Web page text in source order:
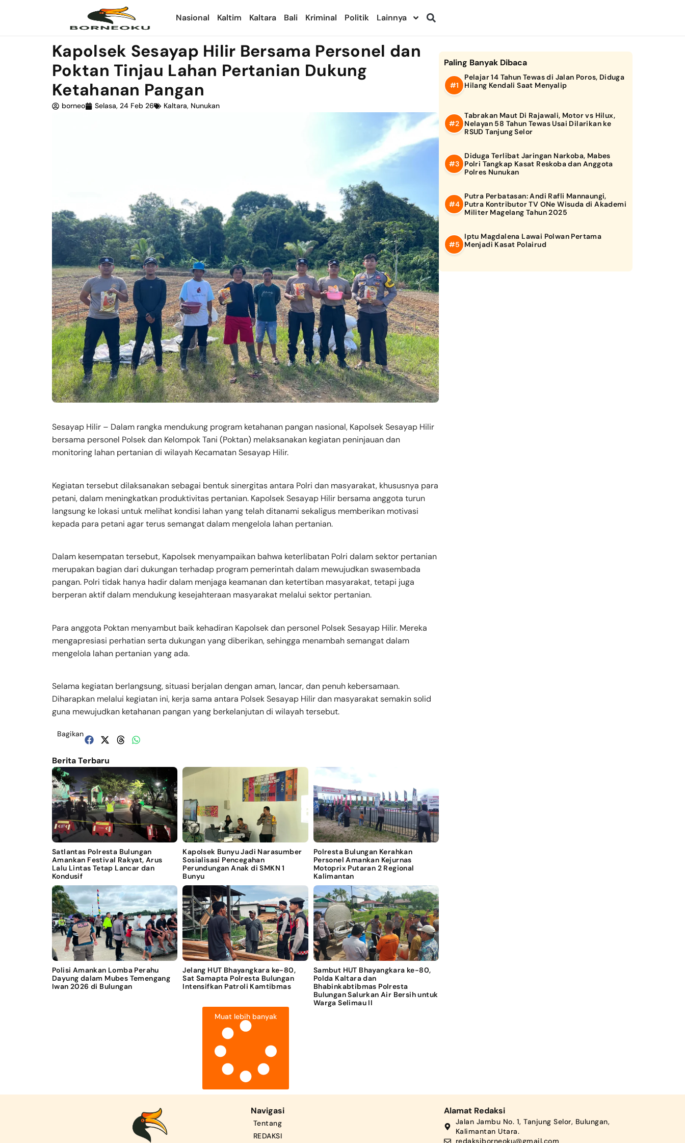
Nasional Kaltim Kaltara Bali Kriminal Politik Lainnya
Kapolsek Sesayap Hilir Bersama Personel dan
Poktan Tinjau Lahan Pertanian Dukung
Ketahanan Pangan
borneo Selasa, 24 Feb 26 Kaltara, Nunukan
Sesayap Hilir – Dalam rangka mendukung program ketahanan pangan nasional, Kapolsek Sesayap Hilir
bersama personel Polsek dan Kelompok Tani (Poktan) melaksanakan kegiatan peninjauan dan
monitoring lahan pertanian di wilayah Kecamatan Sesayap Hilir.
Kegiatan tersebut dilaksanakan sebagai bentuk sinergitas antara Polri dan masyarakat, khususnya para
petani, dalam meningkatkan produktivitas pertanian. Kapolsek Sesayap Hilir bersama anggota turun
langsung ke lokasi untuk melihat kondisi lahan yang telah ditanami sekaligus memberikan motivasi
kepada para petani agar terus semangat dalam mengelola lahan pertanian.
Dalam kesempatan tersebut, Kapolsek menyampaikan bahwa keterlibatan Polri dalam sektor pertanian
merupakan bagian dari dukungan terhadap program pemerintah dalam mewujudkan swasembada
pangan. Polri tidak hanya hadir dalam menjaga keamanan dan ketertiban masyarakat, tetapi juga
berperan aktif dalam mendukung kesejahteraan masyarakat melalui sektor pertanian.
Para anggota Poktan menyambut baik kehadiran Kapolsek dan personel Polsek Sesayap Hilir. Mereka
mengapresiasi perhatian serta dukungan yang diberikan, sehingga menambah semangat dalam
mengelola lahan pertanian yang ada.
Selama kegiatan berlangsung, situasi berjalan dengan aman, lancar, dan penuh kebersamaan.
Diharapkan melalui kegiatan ini, kerja sama antara Polsek Sesayap Hilir dan masyarakat semakin solid
guna mewujudkan ketahanan pangan yang berkelanjutan di wilayah tersebut.
Bagikan
Berita Terbaru
Satlantas Polresta Bulungan
Amankan Festival Rakyat, Arus
Lalu Lintas Tetap Lancar dan
Kondusif
Kapolsek Bunyu Jadi Narasumber
Sosialisasi Pencegahan
Perundungan Anak di SMKN 1
Bunyu
Polresta Bulungan Kerahkan
Personel Amankan Kejurnas
Motoprix Putaran 2 Regional
Kalimantan
Polisi Amankan Lomba Perahu
Dayung dalam Mubes Temengang
Iwan 2026 di Bulungan
Jelang HUT Bhayangkara ke-80,
Sat Samapta Polresta Bulungan
Intensifkan Patroli Kamtibmas
Sambut HUT Bhayangkara ke-80,
Polda Kaltara dan
Bhabinkabtibmas Polresta
Bulungan Salurkan Air Bersih untuk
Warga Selimau II
Muat lebih banyak
Paling Banyak Dibaca
Pelajar 14 Tahun Tewas di Jalan Poros, Diduga
Hilang Kendali Saat Menyalip
Tabrakan Maut Di Rajawali, Motor vs Hilux,
Nelayan 58 Tahun Tewas Usai Dilarikan ke
RSUD Tanjung Selor
Diduga Terlibat Jaringan Narkoba, Mabes
Polri Tangkap Kasat Reskoba dan Anggota
Polres Nunukan
Putra Perbatasan: Andi Rafli Mannaungi,
Putra Kontributor TV ONe Wisuda di Akademi
Militer Magelang Tahun 2025
Iptu Magdalena Lawai Polwan Pertama
Menjadi Kasat Polairud
Navigasi
Tentang
REDAKSI
Alamat Redaksi
Jalan Jambu No. 1, Tanjung Selor, Bulungan,
Kalimantan Utara.
redaksiborneoku@gmail.com